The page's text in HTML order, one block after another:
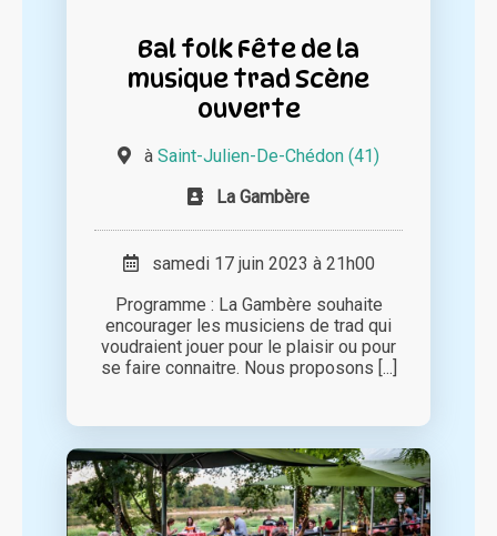
Bal folk Fête de la
musique trad Scène
ouverte
à Saint-Julien-De-Chédon (41)
La Gambère
samedi 17 juin 2023 à 21h00
Programme : La Gambère souhaite
encourager les musiciens de trad qui
voudraient jouer pour le plaisir ou pour
se faire connaitre. Nous proposons [...]